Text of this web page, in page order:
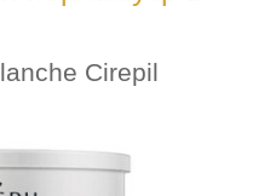
Cirepil